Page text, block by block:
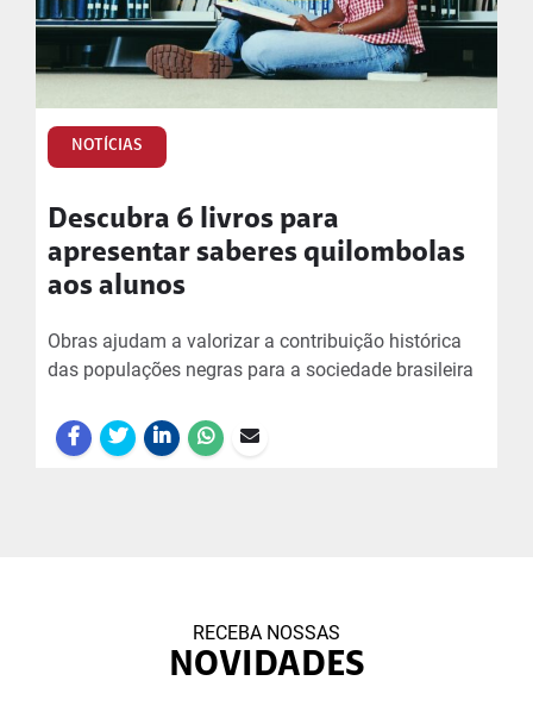
NOTÍCIAS
Descubra 6 livros para
apresentar saberes quilombolas
aos alunos
Obras ajudam a valorizar a contribuição histórica
das populações negras para a sociedade brasileira
RECEBA NOSSAS
NOVIDADES